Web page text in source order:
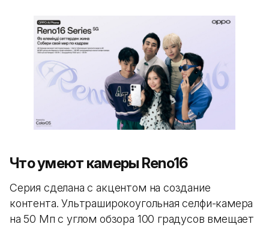
Что умеют камеры Reno16
Серия сделана с акцентом на создание
контента. Ультраширокоугольная селфи-камера
на 50 Мп с углом обзора 100 градусов вмещает